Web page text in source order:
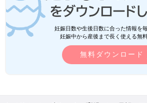
妊娠日数や生後日数に合った情報を
妊娠中から産後まで長く使える無
無料ダウンロード